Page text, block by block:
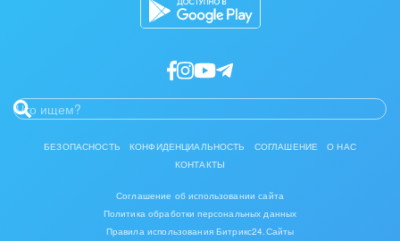
Консалтинговые и управленческие услуги
Культурные события, спорт, шоу-бизнес
Логистика
Медицина и фармацевтика
БЕЗОПАСНОСТЬ КОНФИДЕНЦИАЛЬНОСТЬ СОГЛАШЕНИЕ
О НАС
КОНТАКТЫ
Соглашение об использовании сайта
Политика обработки персональных данных
Правила использования Битрикс24.Сайты